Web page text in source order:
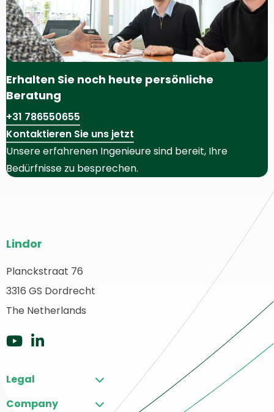
Erhalten Sie noch heute persönliche
Beratung
+31 786550655
Kontaktieren Sie uns jetzt
Unsere erfahrenen Ingenieure sind bereit, Ihre
Bedürfnisse zu besprechen.
Fußzeile
Lindor
Planckstraat 76
3316 GS Dordrecht
The Netherlands
Zu
gehen
Zu
Legal
Company